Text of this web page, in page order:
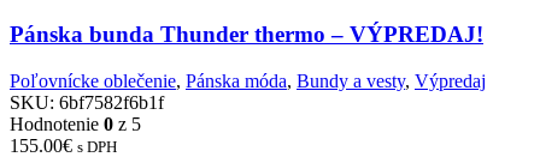
Pánska bunda Thunder thermo – VÝPREDAJ!
Poľovnícke oblečenie, Pánska móda, Bundy a vesty, Výpredaj
SKU: 6bf7582f6b1f
Hodnotenie 0 z 5
155.00€ s DPH